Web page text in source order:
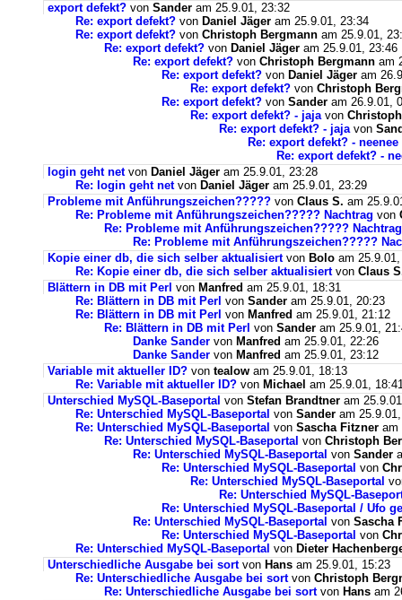
export defekt? von Sander am 25.9.01, 23:32
Re: export defekt? von Daniel Jäger am 25.9.01, 23:34
Re: export defekt? von Christoph Bergmann am 25.9.01,
Re: export defekt? von Daniel Jäger am 25.9.01, 23:46
Re: export defekt? von Christoph Bergmann am
Re: export defekt? von Daniel Jäger am
Re: export defekt? von Christoph
Re: export defekt? von Sander am 26.9.01,
Re: export defekt? - jajavon
Re: export defekt? - jajavon
Re: export defekt? - neenee
Re: export defekt? -
login geht netvon Daniel Jäger am 25.9.01, 23:28
Re: login geht netvon Daniel Jäger am 25.9.01, 23:29
Probleme mit Anführungszeichen????? von Claus S. am
Re: Probleme mit Anführungszeichen????? Nachtrag von
Re: Probleme mit Anführungszeichen????? Nachtrag
Re: Probleme mit Anführungszeichen?????
Kopie einer db, die sich selber aktualisiertvon Bolo am
Re: Kopie einer db, die sich selber aktualisiertvon Claus
Blättern in DB mit Perl von Manfred am 25.9.01, 18:31
Re: Blättern in DB mit Perl von Sander am 25.9.01, 20:23
Re: Blättern in DB mit Perl von Manfred am 25.9.01, 21:12
Re: Blättern in DB mit Perl von Sander am 25.9.01,
Danke Sander von Manfred am 25.9.01, 22:26
Danke Sander von Manfred am 25.9.01, 23:12
Variable mit aktueller ID? von tealow am 25.9.01, 18:13
Re: Variable mit aktueller ID? von Michael am 25.9.01,
Unterschied MySQL-Baseportal von Stefan Brandtner am
Re: Unterschied MySQL-Baseportal von Sander am
Re: Unterschied MySQL-Baseportal von Sascha Fitzner am
Re: Unterschied MySQL-Baseportal von Christoph
Re: Unterschied MySQL-Baseportal von Sander
Re: Unterschied MySQL-Baseportal von
Re: Unterschied MySQL-Baseportal
Re: Unterschied MySQL-
Re: Unterschied MySQL-Baseportal / Ufo
Re: Unterschied MySQL-Baseportal von Sascha
Re: Unterschied MySQL-Baseportal von
Re: Unterschied MySQL-Baseportal von Dieter
Unterschiedliche Ausgabe bei sortvon Hans am 25.9.01, 15:23
Re: Unterschiedliche Ausgabe bei sortvon Christoph
Re: Unterschiedliche Ausgabe bei sortvon Hans am